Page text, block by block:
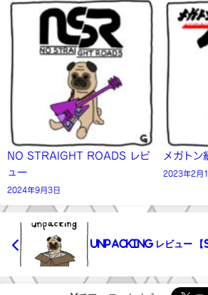
NO STRAIGHT ROADS レビ
ュー
2024年9月3日
メガトン
2023年2月
Unpacking レビュー